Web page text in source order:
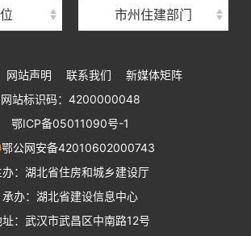
湖北省建设工程标准定额管理总站
湖北省住建厅执业资格注册中心
发展中心
技术学院
市州住建部门
网站声明 联系我们
新媒体矩阵
网站标识码：4200000048
鄂ICP备05011090号-1
鄂公网安备42010602000743
办：湖北省住房和城乡建设厅
承办：湖北省建设信息中心
址：武汉市武昌区中南路12号